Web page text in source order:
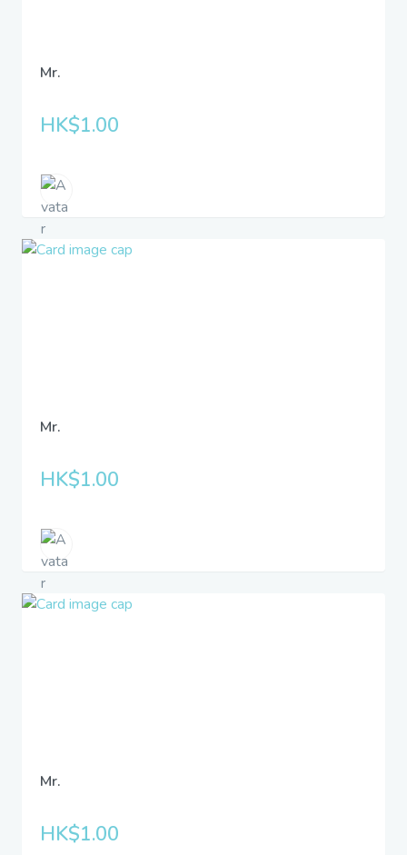
Mr.
HK$1.00
Mr.
HK$1.00
Mr.
HK$1.00